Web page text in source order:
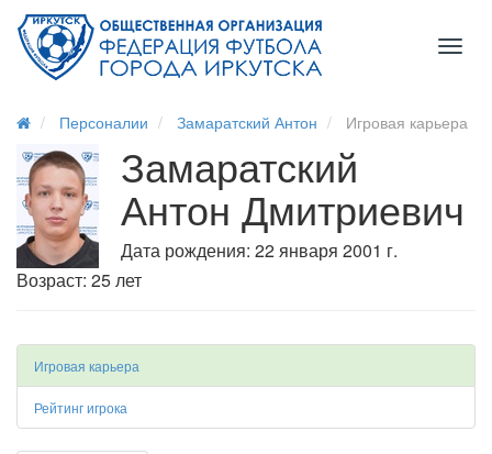
Персоналии Замаратский Антон Игровая карьера
Замаратский
Антон Дмитриевич
Дата рождения: 22 января 2001 г.
Возраст: 25 лет
Игровая карьера
Рейтинг игрока